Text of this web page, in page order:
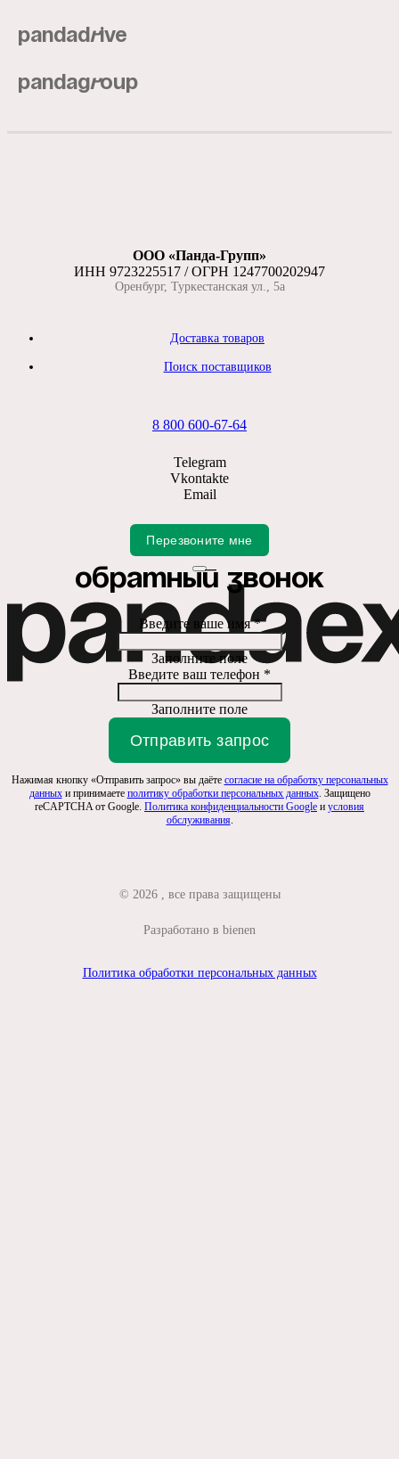
pandad rive
pandagroup
ООО «Панда-Групп»
ИНН 9723225517 / ОГРН 1247700202947
Оренбург, Туркестанская ул., 5а
Доставка товаров
Поиск поставщиков
8 800 600-67-64
Telegram
Vkontakte
Email
Перезвоните мне
Обратный звонок
Введите ваше имя *
Заполните поле
Введите ваш телефон *
Заполните поле
Отправить запрос
Нажимая кнопку «Отправить запрос» вы даёте согласие на обработку персональных
данныхи принимаете политику обработки персональных данных. Защищено
reCAPTCHA от Google. Политика конфиденциальности Google и условия
обслуживания.
© 2026 , все права защищены
Разработано в bienen
Политика обработки персональных данных